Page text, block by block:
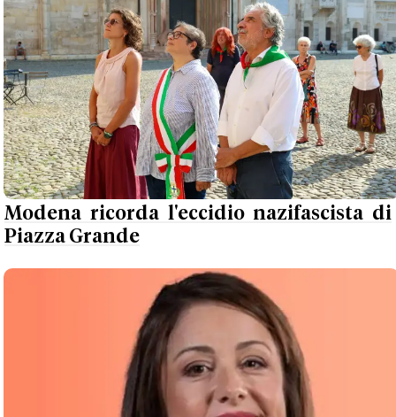
Modena ricorda l'eccidio nazifascista di
Piazza Grande